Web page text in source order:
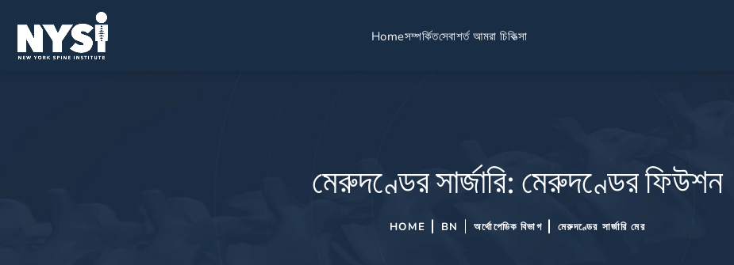
Homeসম্পর্কিতসেবাশর্ত আমরা চিকিত্সা
মেরুদণ্ডের সার্জারি: মেরুদণ্ডের ফিউশন
HOME BN অর্থোপেডিক বিভাগ মেরুদণ্ডের সার্জারি মের